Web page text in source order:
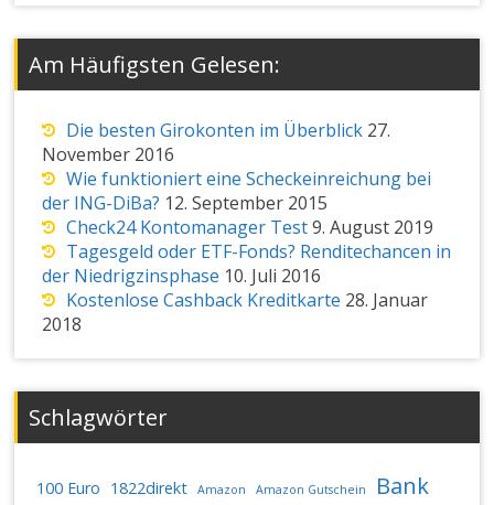
Am Häufigsten Gelesen:
Die besten Girokonten im Überblick 27.
November 2016
Wie funktioniert eine Scheckeinreichung bei
der ING-DiBa? 12. September 2015
Check24 Kontomanager Test 9. August 2019
Tagesgeld oder ETF-Fonds? Renditechancen in
der Niedrigzinsphase 10. Juli 2016
Kostenlose Cashback Kreditkarte 28. Januar
2018
Schlagwörter
100 Euro 1822direkt Amazon Amazon Gutschein Bank